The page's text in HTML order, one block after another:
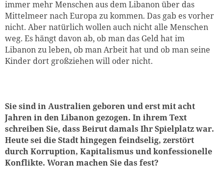
immer mehr Menschen aus dem Libanon über das
Mittelmeer nach Europa zu kommen. Das gab es vorher
nicht. Aber natürlich wollen auch nicht alle Menschen
weg. Es hängt davon ab, ob man das Geld hat im
Libanon zu leben, ob man Arbeit hat und ob man seine
Kinder dort großziehen will oder nicht.
Sie sind in Australien geboren und erst mit acht
Jahren in den Libanon gezogen. In ihrem Text
schreiben Sie, dass Beirut damals Ihr Spielplatz war.
Heute sei die Stadt hingegen feindselig, zerstört
durch Korruption, Kapitalismus und konfessionelle
Konflikte. Woran machen Sie das fest?